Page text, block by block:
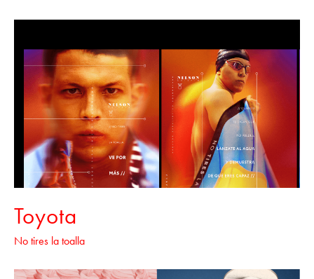
Toyota
No tires la toalla